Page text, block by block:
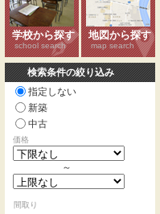
学校から探す
school search
地図から探す
map search
検索条件の絞り込み
指定しない
新築
中古
価格
～
間取り